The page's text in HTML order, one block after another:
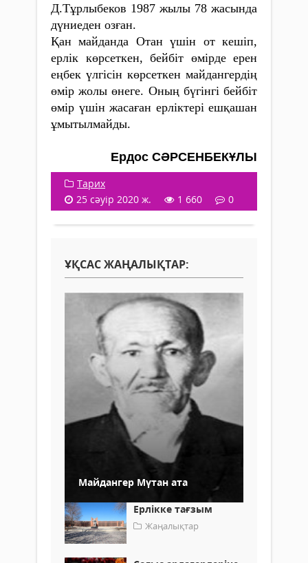
Д.Тұрлыбеков 1987­ жылы 78 жасында
дүниеден оз­ған.
Қан майданда Отан үшін от кешіп,
ерлік көрсеткен, бейбіт өмірде ерен
еңбек үлгісін көрсеткен майдангердің
өмір жолы өнеге. Оның бүгінгі бейбіт
өмір үшін жасаған ерліктері ешқашан
ұмытылмайды.
Ердос СӘРСЕНБЕКҰЛЫ
Тарих
25 сәуір 2020 ж.
1 660 0
ҰҚСАС ЖАҢАЛЫҚТАР:
Майдангер Мүтан ата
Ерлікке тағзым
Жаңалықтар